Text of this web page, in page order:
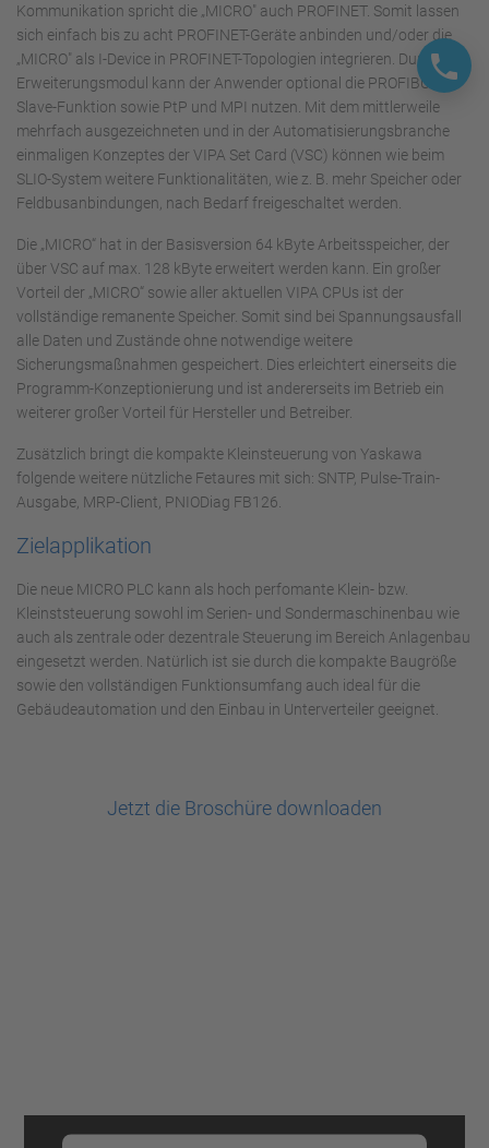
Kommunikation spricht die „MICRO" auch PROFINET. Somit lassen
sich einfach bis zu acht PROFINET-Geräte anbinden und/oder die
„MICRO" als I-Device in PROFINET-Topologien integrieren. Durch ein
Erweiterungsmodul kann der Anwender optional die PROFIBUS-
Slave-Funktion sowie PtP und MPI nutzen. Mit dem mittlerweile
mehrfach ausgezeichneten und in der Automatisierungsbranche
einmaligen Konzeptes der VIPA Set Card (VSC) können wie beim
SLIO-System weitere Funktionalitäten, wie z. B. mehr Speicher oder
Feldbusanbindungen, nach Bedarf freigeschaltet werden.
Die „MICRO“ hat in der Basisversion 64 kByte Arbeitsspeicher, der
über VSC auf max. 128 kByte erweitert werden kann. Ein großer
Vorteil der „MICRO“ sowie aller aktuellen VIPA CPUs ist der
vollständige remanente Speicher. Somit sind bei Spannungsausfall
alle Daten und Zustände ohne notwendige weitere
Sicherungsmaßnahmen gespeichert. Dies erleichtert einerseits die
Programm-Konzeptionierung und ist andererseits im Betrieb ein
weiterer großer Vorteil für Hersteller und Betreiber.
Zusätzlich bringt die kompakte Kleinsteuerung von Yaskawa
folgende weitere nützliche Fetaures mit sich: SNTP, Pulse-Train-
Ausgabe, MRP-Client, PNIODiag FB126.
Zielapplikation
Die neue MICRO PLC kann als hoch perfomante Klein- bzw.
Kleinststeuerung sowohl im Serien- und Sondermaschinenbau wie
auch als zentrale oder dezentrale Steuerung im Bereich Anlagenbau
eingesetzt werden. Natürlich ist sie durch die kompakte Baugröße
sowie den vollständigen Funktionsumfang auch ideal für die
Gebäudeautomation und den Einbau in Unterverteiler geeignet.
Jetzt die Broschüre downloaden